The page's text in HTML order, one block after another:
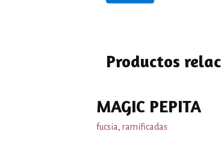
Productos
MAGIC PEPITA
fucsia, ramificadas